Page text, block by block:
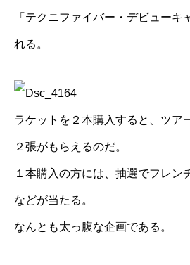
「テクニファイバー・デビューキ
れる。
ラケットを２本購入すると、ツア
２張がもらえるのだ。
１本購入の方には、抽選でフレン
などが当たる。
なんとも太っ腹な企画である。